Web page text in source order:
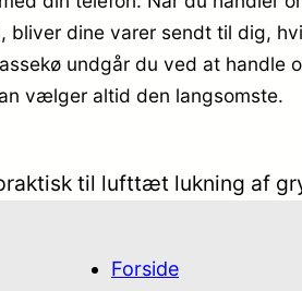
bliver dine varer sendt til dig,
undgår du ved at
vælger altid den langsomste.
til lufttæt lukning af
Forside